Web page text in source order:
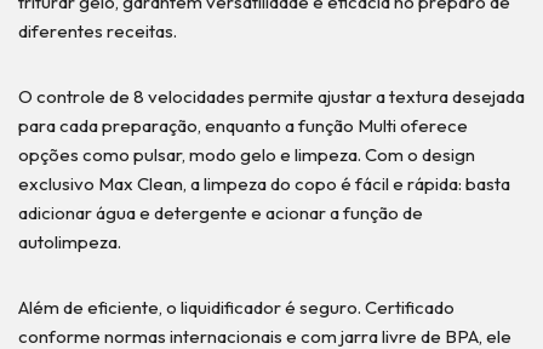
diferentes receitas.
O controle de 8 velocidades permite ajustar a textura desejada
para cada preparação, enquanto a função Multi oferece
opções como pulsar, modo gelo e limpeza. Com o design
exclusivo Max Clean, a limpeza do copo é fácil e rápida: basta
adicionar água e detergente e acionar a função de
autolimpeza.
Além de eficiente, o liquidificador é seguro. Certificado
conforme normas internacionais e com jarra livre de BPA, ele